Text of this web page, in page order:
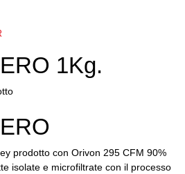
1Kg.
prodotto con Orivon 295 CFM 90%
isolate e microfiltrate con il processo